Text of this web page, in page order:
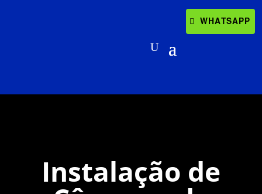
WHATSAPP
Instalação de